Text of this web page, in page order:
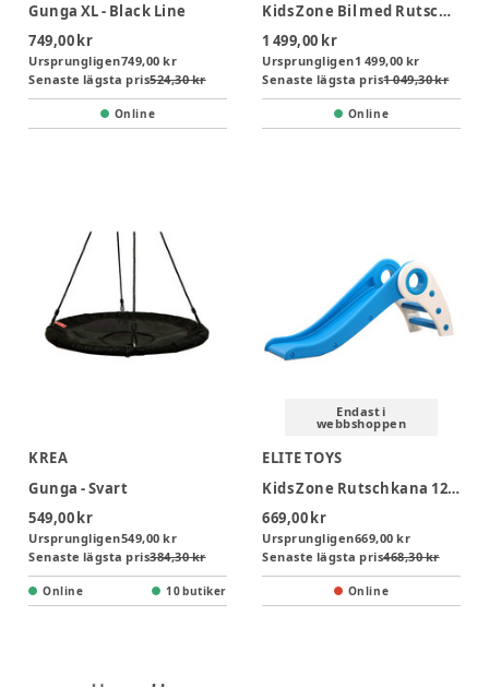
Gunga XL - Black Line
749,00 kr
Ursprungligen749,00 kr
Senaste lägsta pris524,30 kr
Online
Kids Zone Bil med Rutschkana basket
1 499,00 kr
Ursprungligen1 499,00 kr
Senaste lägsta pris1 049,30 kr
Online
KREA
Gunga - Svart
549,00 kr
Ursprungligen549,00 kr
Senaste lägsta pris384,30 kr
Online 10 butiker
Endast i
webbshoppen
ELITE TOYS
Kids Zone Rutschkana 120 Blå
669,00 kr
Ursprungligen669,00 kr
Senaste lägsta pris468,30 kr
Online